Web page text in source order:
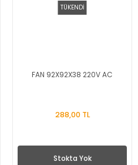
TÜKENDİ
FAN 92X92X38 220V AC
288,00 TL
Stokta Yok